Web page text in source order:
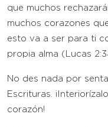
que muchos
muchos corazones
esto va a ser para ti
propia alma (Lucas
No des nada por
Escrituras.
corazón!